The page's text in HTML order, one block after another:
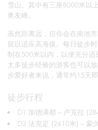
雪山。其中有三座8000米
奥友峰。
虽然距离远，但你会在南池
留以适应高海拔。每日徒步
制在500米以内，以便充分
太多徒步经验的游客也可以
步爱好者来说，通常约15天即
徒步行程
D1 加德满都 – 卢克拉
D2 法克定 (2610米) – 蒙